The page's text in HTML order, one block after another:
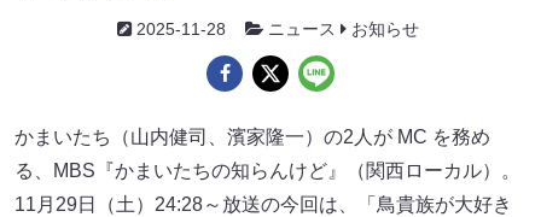
2025-11-28 ニュース お知らせ
かまいたち（山内健司、濱家隆一）の2人が MC を務め
る、MBS『かまいたちの知らんけど』（関西ローカル）。
11月29日（土）24:28～放送の今回は、「鳥貴族が大好き